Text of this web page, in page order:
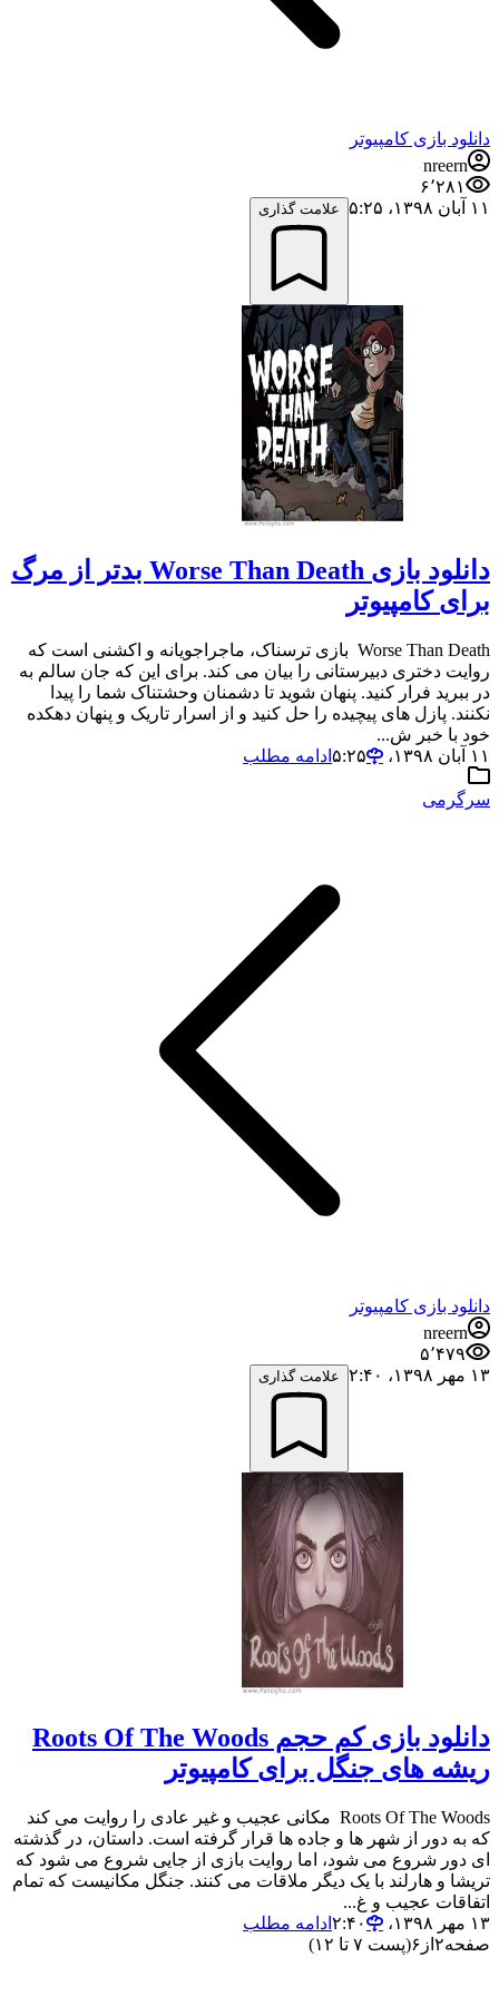
دانلود بازی کامپیوتر
nreern
۶٬۲۸۱
۱۱ آبان ۱۳۹۸،‏ ۵:۲۵
علامت گذاری
دانلود بازی Worse Than Death بدتر از مرگ
برای کامپیوتر
Worse Than Death بازی ترسناک، ماجراجویانه و اکشنی است که
روایت دختری دبیرستانی را بیان می کند. برای این که جان سالم به
در ببرید فرار کنید. پنهان شوید تا دشمنان وحشتناک شما را پیدا
نکنند. پازل های پیچیده را حل کنید و از اسرار تاریک و پنهان دهکده
خود با خبر ش...
۱۱ آبان ۱۳۹۸،‏ ۵:۲۵
ادامه مطلب
سرگرمی
دانلود بازی کامپیوتر
nreern
۵٬۴۷۹
۱۳ مهر ۱۳۹۸،‏ ۲:۴۰
علامت گذاری
دانلود بازی کم حجم Roots Of The Woods
ریشه های جنگل برای کامپیوتر
Roots Of The Woods مکانی عجیب و غیر عادی را روایت می کند
که به دور از شهر ها و جاده ها قرار گرفته است. داستان، در گذشته
ای دور شروع می شود، اما روایت بازی از جایی شروع می شود که
تریشا و هارلند با یک دیگر ملاقات می کنند. جنگل مکانیست که تمام
اتفاقات عجیب و غ...
۱۳ مهر ۱۳۹۸،‏ ۲:۴۰
ادامه مطلب
صفحه۲ از ۶(پست ۷ تا ۱۲)